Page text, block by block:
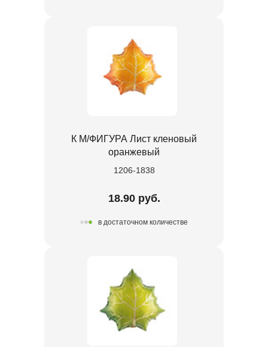
К М/ФИГУРА Лист кленовый
оранжевый
1206-1838
18.90 руб.
в достаточном количестве